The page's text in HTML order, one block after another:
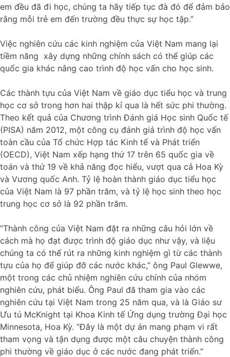
em đều đã đi học, chúng ta hãy tiếp tục đà đó để đảm bảo
rằng mỗi trẻ em đến trường đều thực sự học tập.”
Việc nghiên cứu các kinh nghiệm của Việt Nam mang lại
tiềm năng xây dựng những chính sách có thể giúp các
quốc gia khác nâng cao trình độ học vấn cho học sinh.
Các thành tựu của Việt Nam về giáo dục tiểu học và trung
học cơ sở trong hơn hai thập kỉ qua là hết sức phi thường.
Theo kết quả của Chương trình Đánh giá Học sinh Quốc tế
(PISA) năm 2012, một công cụ đánh giá trình độ học vấn
toàn cầu của Tổ chức Hợp tác Kinh tế và Phát triển
(OECD), Việt Nam xếp hạng thứ 17 trên 65 quốc gia về
toán và thứ 19 về khả năng đọc hiểu, vượt qua cả Hoa Kỳ
và Vương quốc Anh. Tỷ lệ hoàn thành giáo dục tiểu học
của Việt Nam là 97 phần trăm, và tỷ lệ học sinh theo học
trung học cơ sở là 92 phần trăm.
“Thành công của Việt Nam đặt ra những câu hỏi lớn về
cách mà họ đạt được trình độ giáo dục như vậy, và liệu
chúng ta có thể rút ra những kinh nghiệm gì từ các thành
tựu của họ để giúp đỡ các nước khác,” ông Paul Glewwe,
một trong các chủ nhiệm nghiên cứu chính của nhóm
nghiên cứu, phát biểu. Ông Paul đã tham gia vào các
nghiên cứu tại Việt Nam trong 25 năm qua, và là Giáo sư
Ưu tú McKnight tại Khoa Kinh tế Ứng dụng trường Đại học
Minnesota, Hoa Kỳ. “Đây là một dự án mang phạm vi rất
tham vọng và tận dụng được một câu chuyện thành công
phi thường về giáo dục ở các nước đang phát triển.”